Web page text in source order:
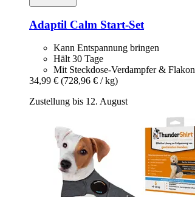
Adaptil Calm Start-​Set
Kann Entspannung bringen
Hält 30 Tage
Mit Steckdose-Verdampfer & Flakon
34,99 € (728,96 € / kg)
Zustellung bis 12. August